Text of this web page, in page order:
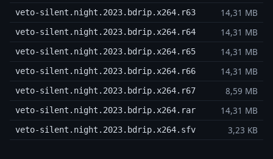
veto-silent.night.2023.bdrip.x264.r63 14,31 MB
veto-silent.night.2023.bdrip.x264.r64 14,31 MB
veto-silent.night.2023.bdrip.x264.r65 14,31 MB
veto-silent.night.2023.bdrip.x264.r66 14,31 MB
veto-silent.night.2023.bdrip.x264.r67 8,59 MB
veto-silent.night.2023.bdrip.x264.rar 14,31 MB
veto-silent.night.2023.bdrip.x264.sfv 3,23 KB